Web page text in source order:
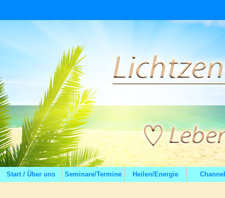
Start / Über uns Seminare/Termine Heilen/Energie